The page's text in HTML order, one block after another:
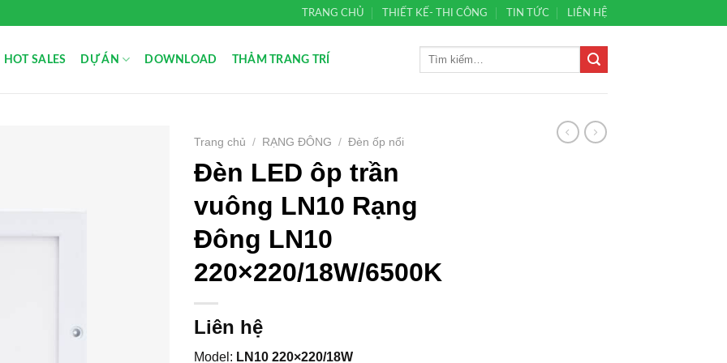
TRANG CHỦ THIẾT KẾ- THI CÔNG TIN TỨC LIÊN HỆ
HOT SALES DỰ ÁN DOWNLOAD THẢM TRANG TRÍ
Trang chủ / RẠNG ĐÔNG / Đèn ốp nổi
Đèn LED ôp trần
vuông LN10 Rạng
Đông LN10
220×220/18W/6500K
Liên hệ
Model: LN10 220×220/18W